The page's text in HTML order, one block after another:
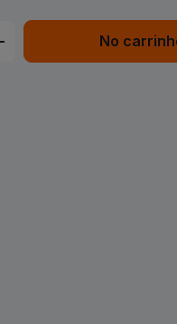
Insira a
No